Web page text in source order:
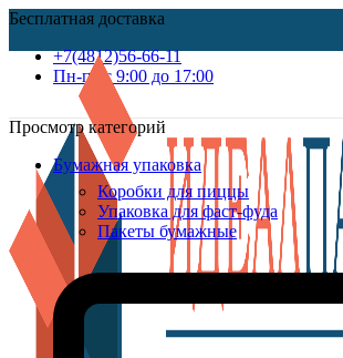
Бесплатная доставка
+7(4812)56-66-11
Пн-пт c 9:00 до 17:00
Просмотр категорий
Бумажная упаковка
Коробки для пиццы
Упаковка для фаст-фуда
Пакеты бумажные